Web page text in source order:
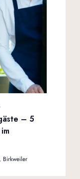
– 5
Birkweiler